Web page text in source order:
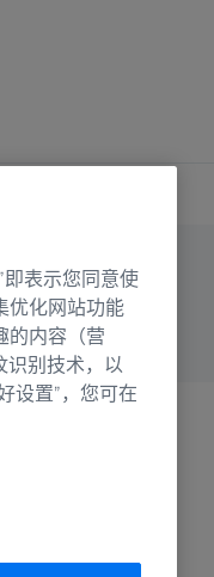
表示您同意使
优化网站功能
的内容（营
识别技术，以
设置”，您可在